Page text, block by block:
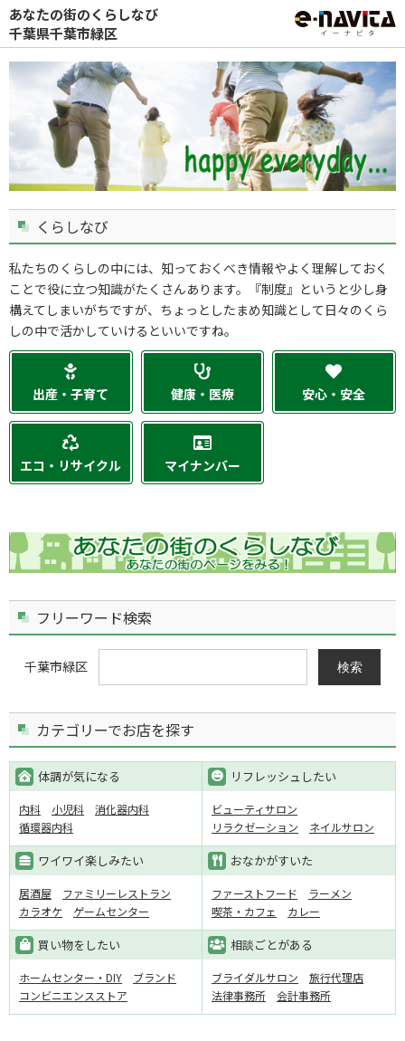
あなたの街のくらしなび
千葉県千葉市緑区
くらしなび
私たちのくらしの中には、知っておくべき情報やよく理解しておく
ことで役に立つ知識がたくさんあります。『制度』というと少し身
構えてしまいがちですが、ちょっとしたまめ知識として日々のくら
しの中で活かしていけるといいですね。
出産・子育て 健康・医療 安心・安全
エコ・リサイクル マイナンバー
フリーワード検索
千葉市緑区 検索
カテゴリーでお店を探す
体調が気になる
内科 小児科
消化器内科
循環器内科
リフレッシュしたい
ビューティサロン
リラクゼーション
ネイルサロン
ワイワイ楽しみたい
居酒屋
ファミリーレストラン
カラオケ
ゲームセンター
おなかがすいた
ファーストフード
ラーメン
喫茶・カフェ
カレー
買い物をしたい
ホームセンター・DIY
ブランド
コンビニエンスストア
相談ごとがある
ブライダルサロン
旅行代理店
法律事務所
会計事務所